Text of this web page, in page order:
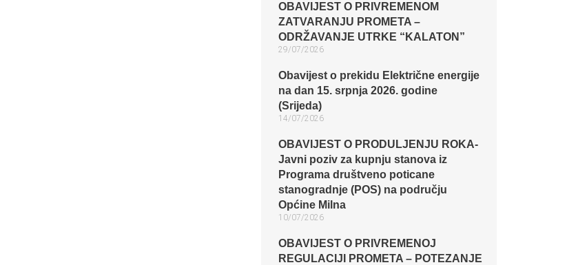
OBAVIJEST O PRIVREMENOM
ZATVARANJU PROMETA –
ODRŽAVANJE UTRKE “KALATON”
29/07/2026
Obavijest o prekidu Električne energije
na dan 15. srpnja 2026. godine
(Srijeda)
14/07/2026
OBAVIJEST O PRODULJENJU ROKA-
Javni poziv za kupnju stanova iz
Programa društveno poticane
stanogradnje (POS) na području
Općine Milna
10/07/2026
OBAVIJEST O PRIVREMENOJ
REGULACIJI PROMETA – POTEZANJE